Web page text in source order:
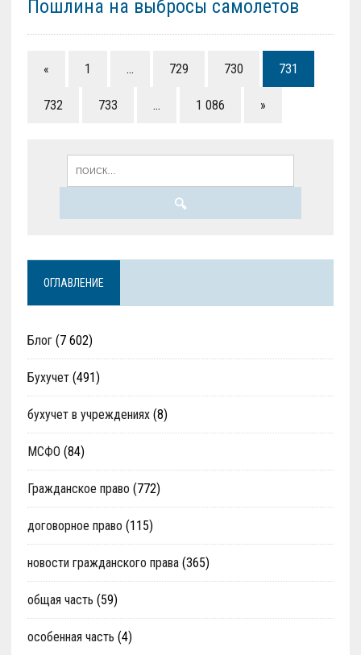
Пошлина на выбросы самолетов
« 1 … 729 730 731
732 733 … 1 086 »
ОГЛАВЛЕНИЕ
Блог(7 602)
Бухучет(491)
бухучет в учреждениях(8)
МСФО (84)
Гражданское право (772)
договорное право (115)
новости гражданского права(365)
общая часть (59)
особенная часть (4)